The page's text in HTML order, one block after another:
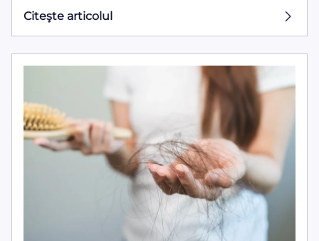
Citeşte articolul